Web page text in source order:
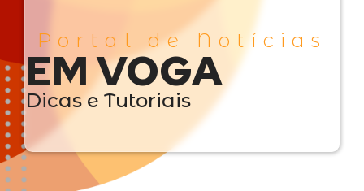
Portal de Notícias
EM VOGA
Dicas e Tutoriais